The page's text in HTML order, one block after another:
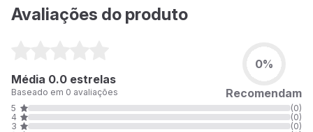
Avaliações do produto
Média 0.0 estrelas
Baseado em 0 avaliações
0%
Recomendam
5
(0)
4
(0)
3
(0)